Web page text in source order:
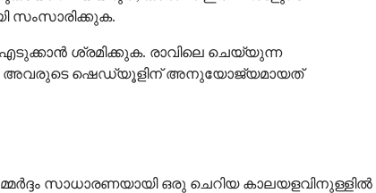
സംസാരിക്കുക.
ശ്രമിക്കുക. രാവിലെ ചെയ്യുന്ന
അവരുടെ ഷെഡ്യൂളിന് അനുയോജ്യമായത്
സാധാരണയായി ഒരു ചെറിയ കാലയളവിനുള്ളിൽ